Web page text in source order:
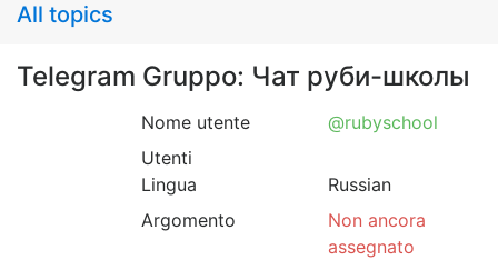
All topics
Telegram Gruppo: Чат руби-школы
Nome utente
@rubyschool
Utenti
Lingua
Russian
Argomento
Non ancora
assegnato